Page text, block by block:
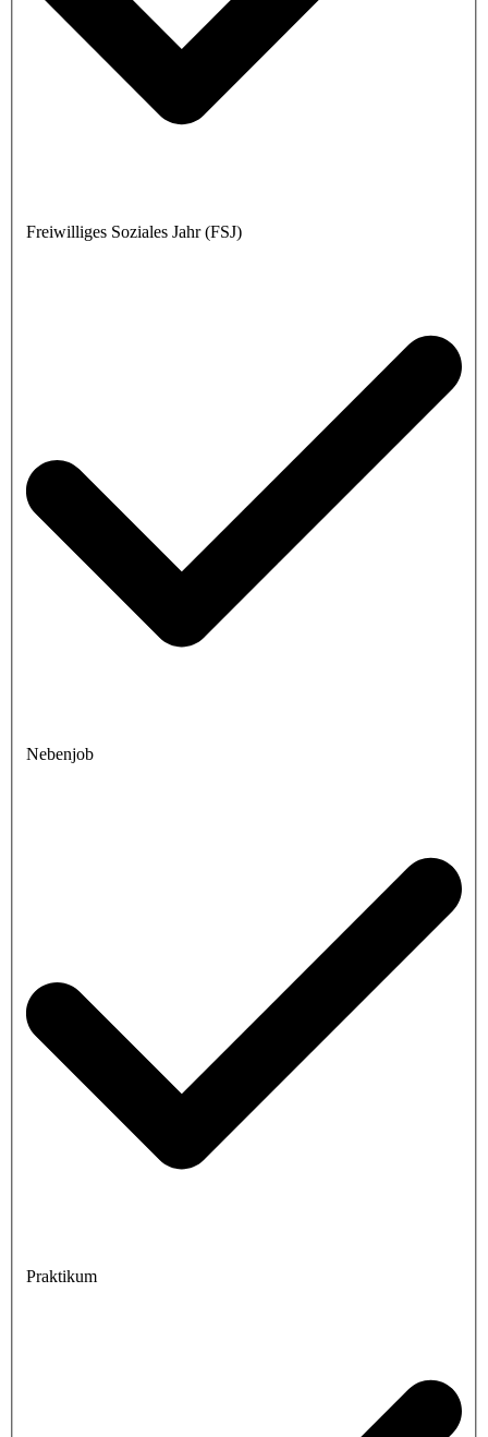
Freiwilliges Soziales Jahr (FSJ)
Nebenjob
Praktikum